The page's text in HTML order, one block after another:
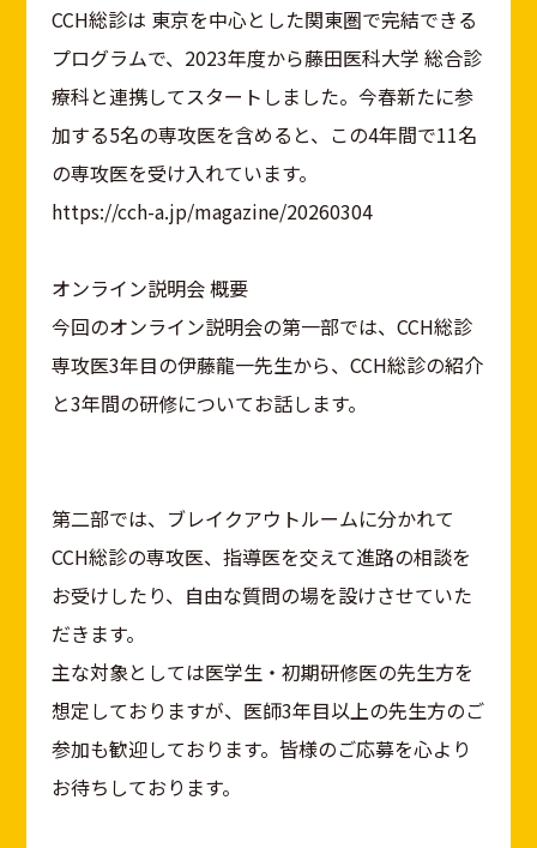
CCH総診は 東京を中心とした関東圏で完結できる
プログラムで、2023年度から藤田医科大学 総合診
療科と連携してスタートしました。今春新たに参
加する5名の専攻医を含めると、この4年間で11名
の専攻医を受け入れています。
https://cch-a.jp/magazine/20260304
オンライン説明会 概要
今回のオンライン説明会の第一部では、CCH総診
専攻医3年目の伊藤龍一先生から、CCH総診の紹介
と3年間の研修についてお話します。
第二部では、ブレイクアウトルームに分かれて
CCH総診の専攻医、指導医を交えて進路の相談を
お受けしたり、自由な質問の場を設けさせていた
だきます。
主な対象としては医学生・初期研修医の先生方を
想定しておりますが、医師3年目以上の先生方のご
参加も歓迎しております。皆様のご応募を心より
お待ちしております。